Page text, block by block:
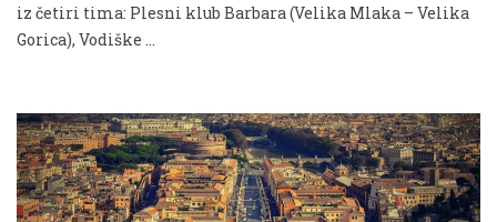
iz četiri tima: Plesni klub Barbara (Velika Mlaka – Velika
Gorica), Vodiške …